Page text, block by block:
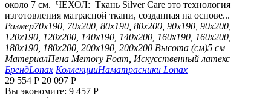
около 7 см. ЧЕХОЛ: Ткань Silver Care это технология
изготовления матрасной ткани, созданная на основе...
Размер70х190, 70х200, 80х190, 80х200, 90х190, 90х200,
120х190, 120х200, 140х190, 140х200, 160х190, 160х200,
180х190, 180х200, 200х190, 200х200 Высота (см)5 см
МатериалПена Memory Foam, Искусственный латекс
БрендLonax КоллекцииНаматрасники Lonax
29 554 Р 20 097 Р
Вы экономите: 9 457 Р